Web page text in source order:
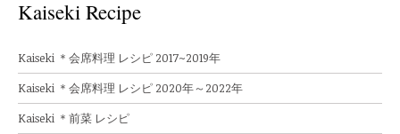
Kaiseki Recipe
Kaiseki ＊会席料理 レシピ 2017~2019年
Kaiseki ＊会席料理 レシピ 2020年～2022年
Kaiseki ＊前菜 レシピ